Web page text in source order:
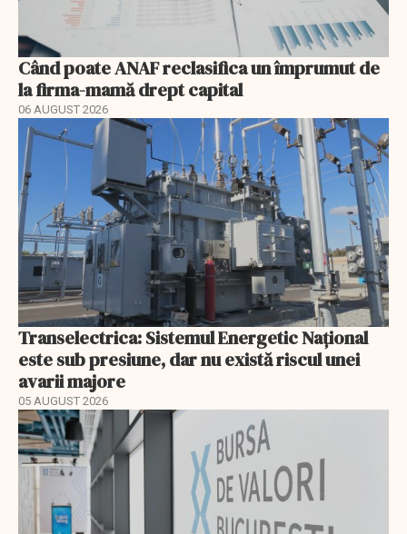
Când poate ANAF reclasifica un împrumut de
la firma-mamă drept capital
06 AUGUST 2026
Transelectrica: Sistemul Energetic Național
este sub presiune, dar nu există riscul unei
avarii majore
05 AUGUST 2026